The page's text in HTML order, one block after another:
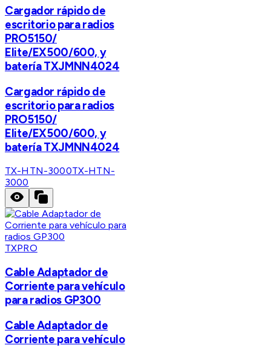
Cargador rápido de
escritorio para radios
PRO5150/
Elite/EX500/600, y
batería TXJMNN4024
Cargador rápido de
escritorio para radios
PRO5150/
Elite/EX500/600, y
batería TXJMNN4024
TX-HTN-3000TX-HTN-
3000
TXPRO
Cable Adaptador de
Corriente para vehículo
para radios GP300
Cable Adaptador de
Corriente para vehículo